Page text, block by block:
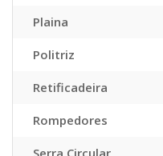
Plaina
Politriz
Retificadeira
Rompedores